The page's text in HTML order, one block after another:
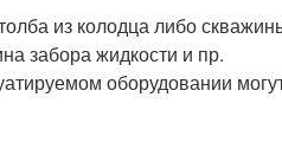
из колодца либо
забора жидкости и пр.
оборудовании